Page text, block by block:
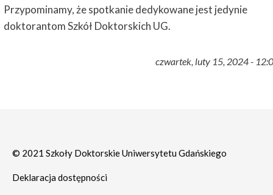
Przypominamy, że spotkanie dedykowane jest jedynie
doktorantom Szkół Doktorskich UG.
czwartek, luty 15, 2024 -
© 2021 Szkoły Doktorskie Uniwersytetu Gdańskiego
Deklaracja dostępności